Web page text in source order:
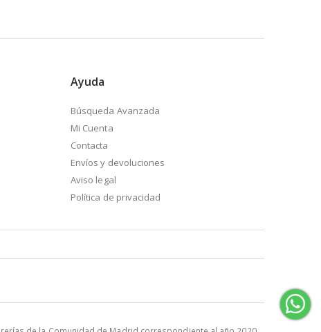
Ayuda
Búsqueda Avanzada
Mi Cuenta
Contacta
Envíos y devoluciones
Aviso legal
Política de privacidad